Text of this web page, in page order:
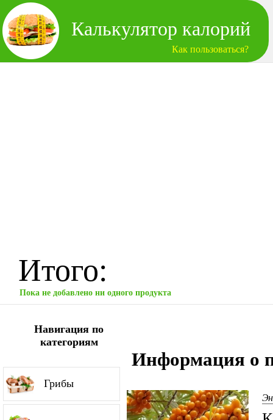
Калькулятор калорий
Как пользоваться?
Итого:
Пока не добавлено ни одного продукта
Навигация по
категориям
Грибы
Информация о